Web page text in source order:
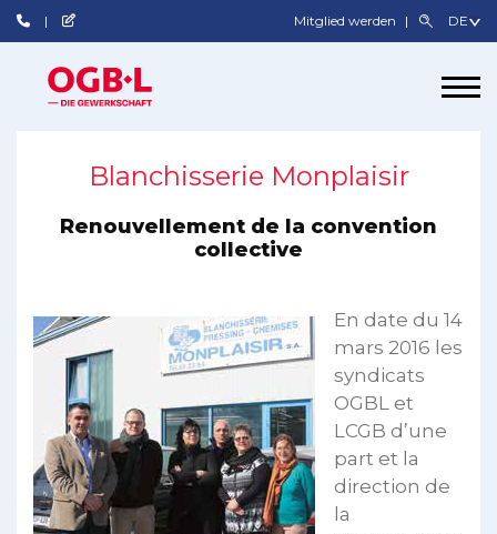
Mitglied werden
Blanchisserie Monplaisir
Renouvellement de la convention
collective
En date du 14
mars 2016 les
syndicats
OGBL et
LCGB d’une
part et la
direction de
la